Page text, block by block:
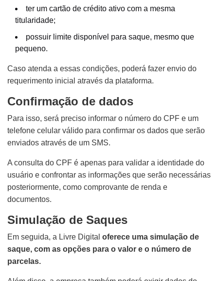
ter um cartão de crédito ativo com a mesma
titularidade;
possuir limite disponível para saque, mesmo que
pequeno.
Caso atenda a essas condições, poderá fazer envio do
requerimento inicial através da plataforma.
Confirmação de dados
Para isso, será preciso informar o número do CPF e um
telefone celular válido para confirmar os dados que serão
enviados através de um SMS.
A consulta do CPF é apenas para validar a identidade do
usuário e confrontar as informações que serão necessárias
posteriormente, como comprovante de renda e
documentos.
Simulação de Saques
Em seguida, a Livre Digital oferece uma simulação de
saque, com as opções para o valor e o número de
parcelas.